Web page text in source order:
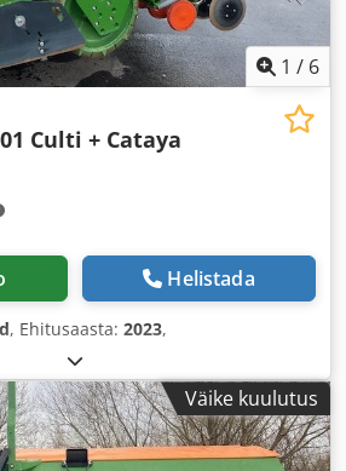
1 / 6
Culti + Cataya
Helistada
, Ehitusaasta: 2023,
Väike kuulutus